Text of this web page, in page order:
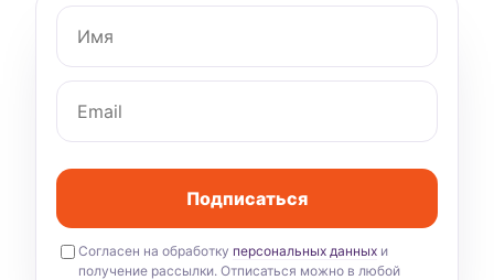
Подписаться
Согласен на обработку персональных данных и
получение рассылки. Отписаться можно в любой